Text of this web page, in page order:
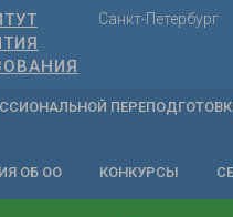
Санкт-Петербург
ОБ ОО КОНКУРСЫ